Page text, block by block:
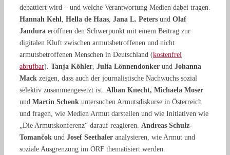
debattiert wird – und welche Verantwortung Medien dabei tragen.
Hannah Kehl
Hella de Haas Jana L. Peters und Olaf
Jandura eröffnen den Schwerpunkt mit einem Beitrag zur
digitalen Kluft zwischen armutsbetroffenen und nicht
armutsbetroffenen Menschen in Deutschland (kostenfrei
abrufbar). Tanja Köhler Julia Lönnendonker und Johanna
Mack zeigen, dass auch der journalistische Nachwuchs sozial
selektiv zusammengesetzt ist. Alban Knecht, Michaela Moser
und Martin Schenk untersuchen Armutsdiskurse in Österreich
und fragen, wie Medien Armut darstellen und wie Initiativen wie
„Die Armutskonferenz“ darauf reagieren. Andreas Schulz-
Tomančok und Josef Seethaler analysieren, wie Armut und
soziale Ausgrenzung im ORF thematisiert werden.